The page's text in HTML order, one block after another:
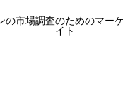
の市場調査のためのマー
イト